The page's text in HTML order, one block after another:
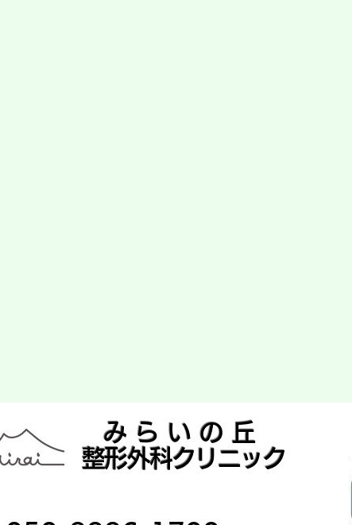
みらいの丘
整形外科クリニック